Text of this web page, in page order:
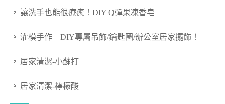
讓洗手也能很療癒！DIY Q彈果凍香皂
灌模手作 – DIY專屬吊飾/鑰匙圈/辦公室居家擺飾！
居家清潔-小蘇打
居家清潔-檸檬酸